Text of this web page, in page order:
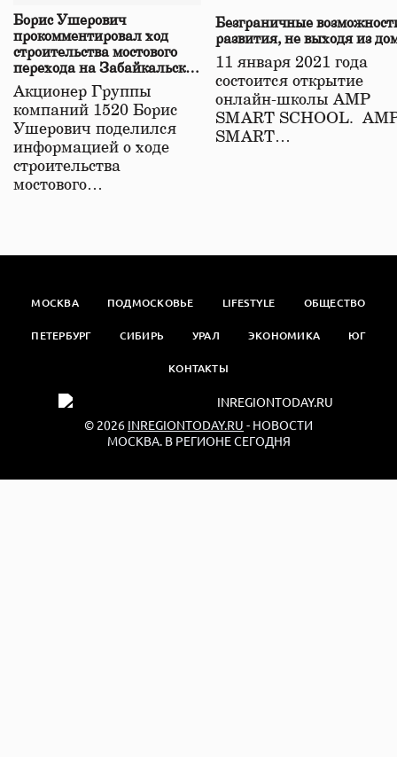
Борис Ушерович
прокомментировал ход
строительства мостового
перехода на Забайкальской
железной дороге
Акционер Группы
компаний 1520 Борис
Ушерович поделился
информацией о ходе
строительства
мостового…
Безграничные
развития, не выходя из
11 января 2021 года
состоится открытие
онлайн-школы АМР
SMART SCHOOL.
SMART…
МОСКВА ПОДМОСКОВЬЕ LIFESTYLE ОБЩЕСТВО
ПЕТЕРБУРГ СИБИРЬ УРАЛ ЭКОНОМИКА ЮГ
КОНТАКТЫ
© 2026 INREGIONTODAY.RU - НОВОСТИ
МОСКВА. В РЕГИОНЕ СЕГОДНЯ